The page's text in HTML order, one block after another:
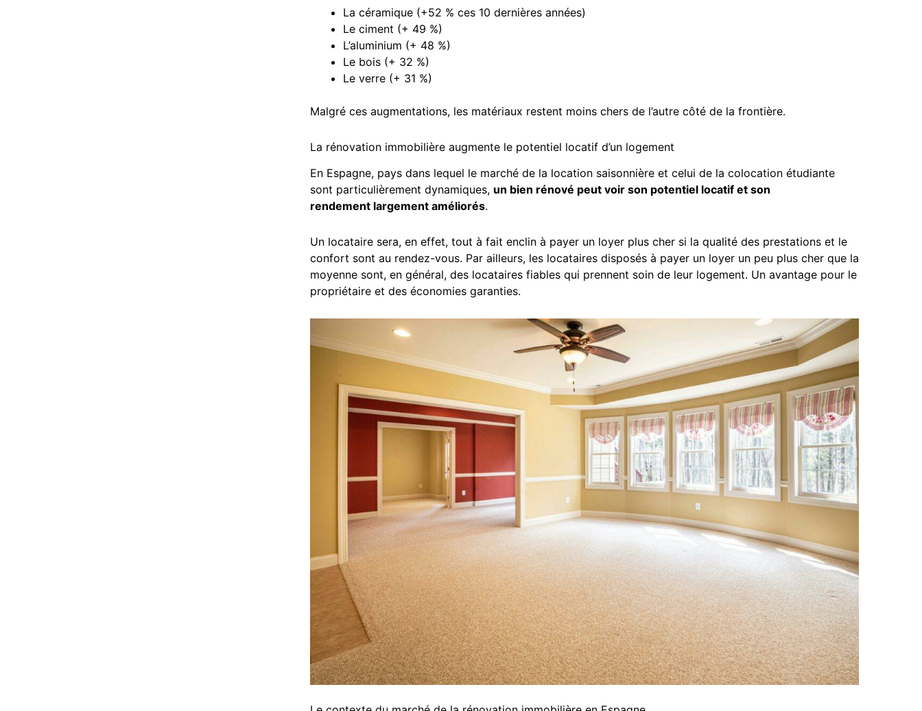
La céramique (+52 % ces 10 dernières années)
Le ciment (+ 49 %)
L’aluminium (+ 48 %)
Le bois (+ 32 %)
Le verre (+ 31 %)
Malgré ces augmentations, les matériaux restent moins chers de l’autre côté de la frontière.
La rénovation immobilière augmente le potentiel locatif d’un logement
En Espagne, pays dans lequel le marché de la location saisonnière et celui de la colocation étudiante
sont particulièrement dynamiques, un bien rénové peut voir son potentiel locatif et son
rendement largement améliorés.
Un locataire sera, en effet, tout à fait enclin à payer un loyer plus cher si la qualité des prestations et le
confort sont au rendez-vous. Par ailleurs, les locataires disposés à payer un loyer un peu plus cher que la
moyenne sont, en général, des locataires fiables qui prennent soin de leur logement. Un avantage pour le
propriétaire et des économies garanties.